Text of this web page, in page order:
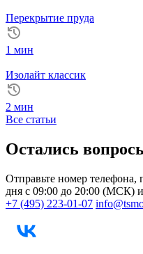
Перекрытие пруда
1 мин
Изолайт классик
2 мин
Все статьи
Остались
Отправьте номер телефона,
дня с 09:00 до 20:00 (МСК)
+7 (495) 223-01-07